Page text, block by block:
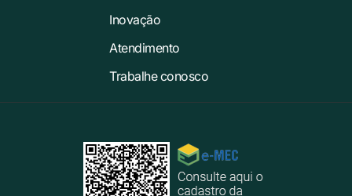
Inovação
Atendimento
Trabalhe conosco